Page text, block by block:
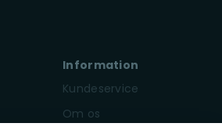
Information
Kundeservice
Om os